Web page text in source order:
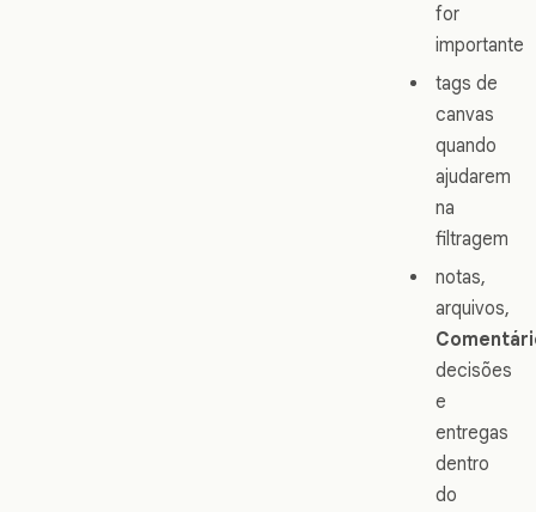
for
importante
tags de
canvas
quando
ajudarem
na
filtragem
notas,
arquivos,
decisões
e
entregas
dentro
do